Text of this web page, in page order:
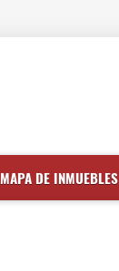
MAPA DE INMUEBLES